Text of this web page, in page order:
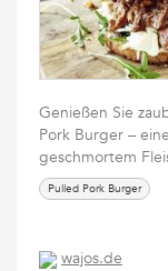
Genießen Sie
Pork Burger –
geschmortem
Pulled Pork Burger
wajos.de